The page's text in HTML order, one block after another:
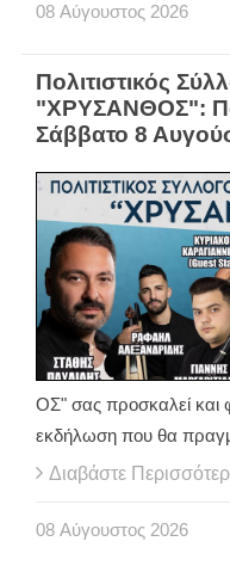
08 Αύγουστος 2026
Πολιτιστικός
"ΧΡΥΣΑΝΘΟΣ":
Σάββατο 8
ΟΣ" σας προσκαλεί και
εκδήλωση που θα
Διαβάστε
08 Αύγουστος 2026